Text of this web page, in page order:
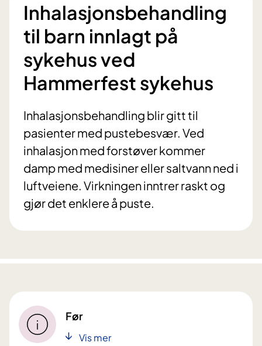
Inhalasjonsbehandling
til barn innlagt på
sykehus ved
Hammerfest sykehus
Inhalasjonsbehandling blir gitt til
pasienter med pustebesvær. Ved
inhalasjon med forstøver kommer
damp med medisiner eller saltvann ned i
luftveiene. Virkningen inntrer raskt og
gjør det enklere å puste.
Før
Vis mer